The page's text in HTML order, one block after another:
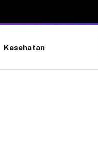
Kesehatan